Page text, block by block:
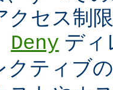
クセス制
Deny ディ
クティブ